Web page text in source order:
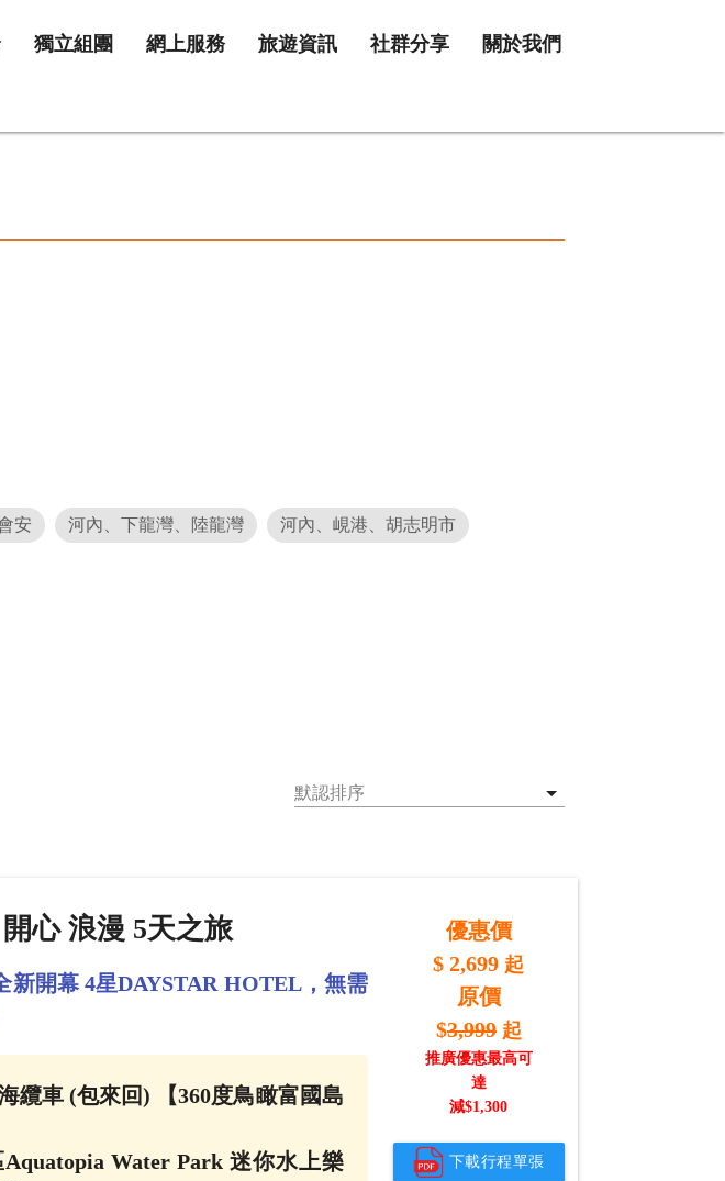
獨立組團 網上服務 旅遊資訊 社群分享 關於我們
安 河內、下龍灣、陸龍灣 河內、峴港、胡志明市
心 浪漫 5天之旅
新開幕 4星DAYSTAR HOTEL，無需
纜車 (包來回) 【360度鳥瞰富國島
Water Park 迷你水上樂
優惠價
$2,699 起
原價
$3,999 起
推廣優惠最高可
達
減$1,300
下載行程單張